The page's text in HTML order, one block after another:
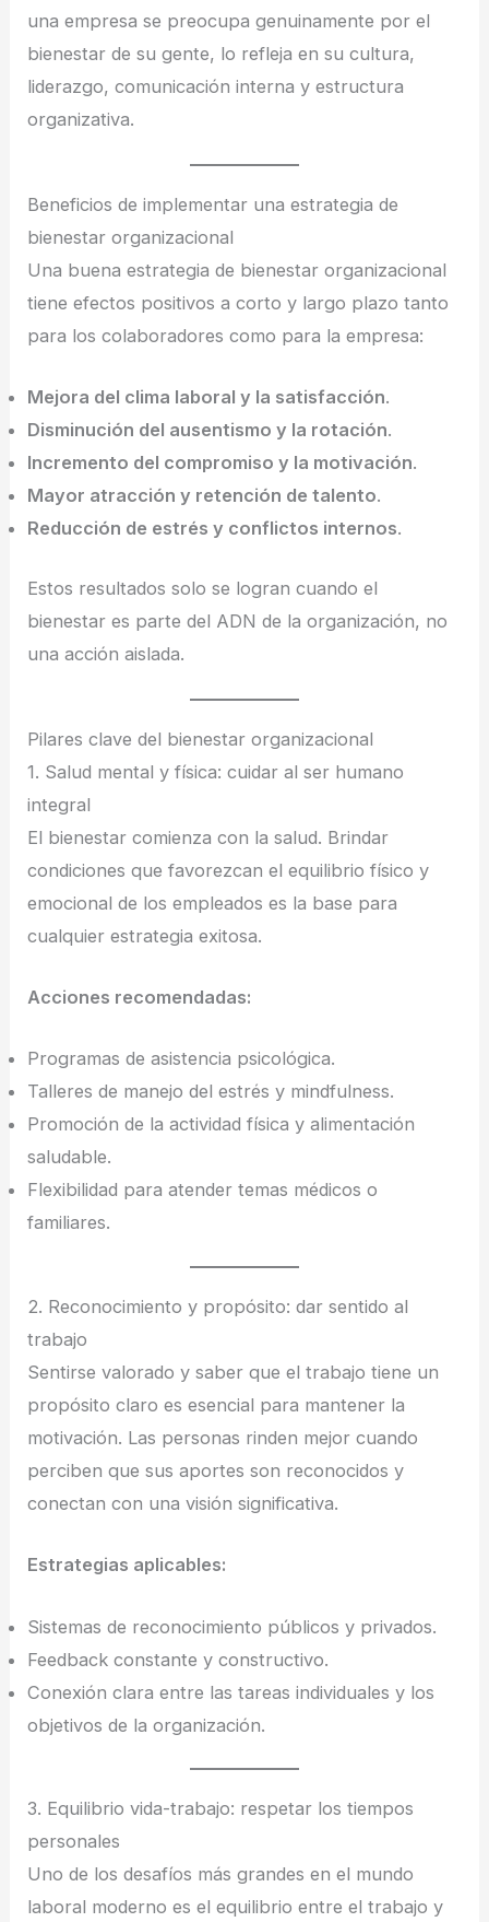
una empresa se preocupa genuinamente por el
bienestar de su gente, lo refleja en su cultura,
liderazgo, comunicación interna y estructura
organizativa.
Beneficios de implementar una estrategia de
bienestar organizacional
Una buena estrategia de bienestar organizacional
tiene efectos positivos a corto y largo plazo tanto
para los colaboradores como para la empresa:
Mejora del clima laboral y la satisfacción.
Disminución del ausentismo y la rotación.
Incremento del compromiso y la motivación.
Mayor atracción y retención de talento.
Reducción de estrés y conflictos internos.
Estos resultados solo se logran cuando el
bienestar es parte del ADN de la organización, no
una acción aislada.
Pilares clave del bienestar organizacional
1. Salud mental y física: cuidar al ser humano
integral
El bienestar comienza con la salud. Brindar
condiciones que favorezcan el equilibrio físico y
emocional de los empleados es la base para
cualquier estrategia exitosa.
Acciones recomendadas:
Programas de asistencia psicológica.
Talleres de manejo del estrés y mindfulness.
Promoción de la actividad física y alimentación
saludable.
Flexibilidad para atender temas médicos o
familiares.
2. Reconocimiento y propósito: dar sentido al
trabajo
Sentirse valorado y saber que el trabajo tiene un
propósito claro es esencial para mantener la
motivación. Las personas rinden mejor cuando
perciben que sus aportes son reconocidos y
conectan con una visión significativa.
Estrategias aplicables:
Sistemas de reconocimiento públicos y privados.
Feedback constante y constructivo.
Conexión clara entre las tareas individuales y los
objetivos de la organización.
3. Equilibrio vida-trabajo: respetar los tiempos
personales
Uno de los desafíos más grandes en el mundo
laboral moderno es el equilibrio entre el trabajo y